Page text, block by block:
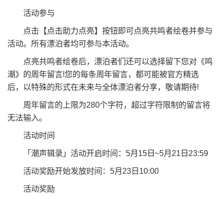
活动参与
点击【点击助力点亮】按钮即可点亮共鸣者绘卷并参与
活动。所有漂泊者均可参与本活动。
点亮共鸣者绘卷后，漂泊者们还可以选择留下您对《鸣
潮》的周年留言!您的每条周年留言，都可能被官方精选
后，以特殊的形式在未来与全体漂泊者分享，敬请期待!
周年留言的上限为280个字符，超过字符限制的留言将
无法输入。
活动时间
「潮声辑录」活动开启时间：5月15日~5月21日23:59
活动奖励开始发放时间：5月23日10:00
活动奖励